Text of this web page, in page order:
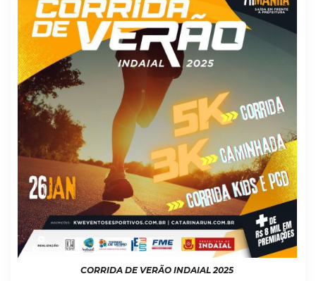
CORRIDA DE VERÃO INDAIAL 2025